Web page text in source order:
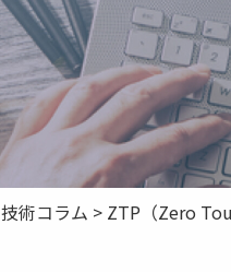
技術コラム > ZTP（Zero